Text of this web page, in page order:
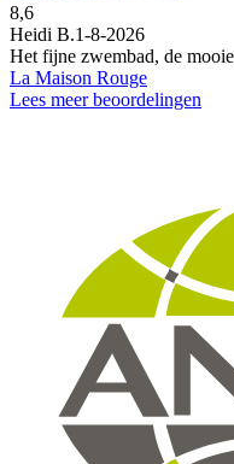
8,6
Heidi B.1-8-2026
Het fijne zwembad, de
La Maison Rouge
Lees meer beoordelingen